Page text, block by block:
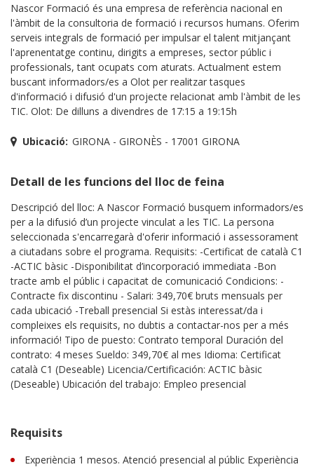
Nascor Formació és una empresa de referència nacional en
l'àmbit de la consultoria de formació i recursos humans. Oferim
serveis integrals de formació per impulsar el talent mitjançant
l'aprenentatge continu, dirigits a empreses, sector públic i
professionals, tant ocupats com aturats. Actualment estem
buscant informadors/es a Olot per realitzar tasques
d'informació i difusió d'un projecte relacionat amb l'àmbit de les
TIC. Olot: De dilluns a divendres de 17:15 a 19:15h
Ubicació: GIRONA - GIRONÈS - 17001 GIRONA
Detall de les funcions del lloc de feina
Descripció del lloc: A Nascor Formació busquem informadors/es
per a la difusió d’un projecte vinculat a les TIC. La persona
seleccionada s'encarregarà d'oferir informació i assessorament
a ciutadans sobre el programa. Requisits: -Certificat de català C1
-ACTIC bàsic -Disponibilitat d’incorporació immediata -Bon
tracte amb el públic i capacitat de comunicació Condicions: -
Contracte fix discontinu - Salari: 349,70€ bruts mensuals per
cada ubicació -Treball presencial Si estàs interessat/da i
compleixes els requisits, no dubtis a contactar-nos per a més
informació! Tipo de puesto: Contrato temporal Duración del
contrato: 4 meses Sueldo: 349,70€ al mes Idioma: Certificat
català C1 (Deseable) Licencia/Certificación: ACTIC bàsic
(Deseable) Ubicación del trabajo: Empleo presencial
Requisits
Experiència 1 mesos. Atenció presencial al públic Experiència